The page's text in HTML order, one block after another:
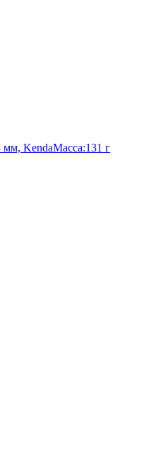
мм, KendaМасса:131 г